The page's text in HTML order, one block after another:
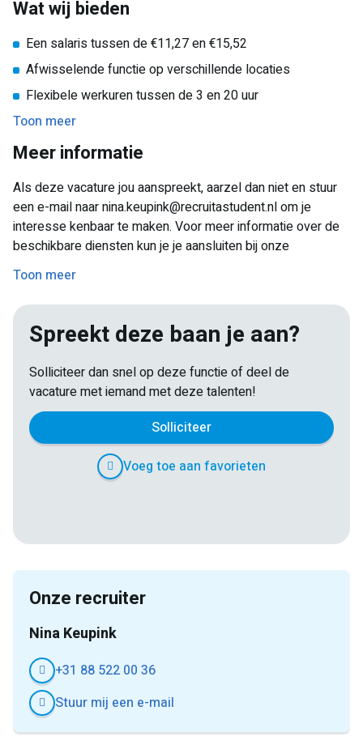
Wat wij bieden
Een salaris tussen de €11,27 en €15,52
Afwisselende functie op verschillende locaties
Flexibele werkuren tussen de 3 en 20 uur
Toon meer
Meer informatie
Als deze vacature jou aanspreekt, aarzel dan niet en stuur
een e-mail naar nina.keupink@recruitastudent.nl om je
interesse kenbaar te maken. Voor meer informatie over de
beschikbare diensten kun je je aansluiten bij onze
groepschat via deze link:
https://chat.whatsapp.com/KP2VYHJhe8E512RYE5iuMP
We houden je hier op de hoogte van alle updates en
beschikbare shifts.
Toon meer
Spreekt deze baan je aan?
Solliciteer dan snel op deze functie of deel de
vacature met iemand met deze talenten!
Solliciteer
Voeg toe aan favorieten
Onze recruiter
Nina Keupink
+31 88 522 00 36
Stuur mij een e-mail